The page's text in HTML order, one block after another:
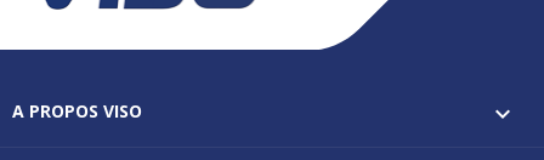
A PROPOS VISO 